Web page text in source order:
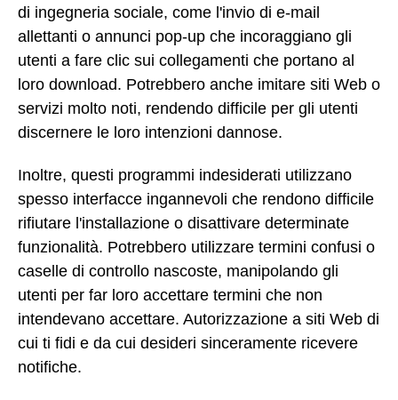
di ingegneria sociale, come l'invio di e-mail
allettanti o annunci pop-up che incoraggiano gli
utenti a fare clic sui collegamenti che portano al
loro download. Potrebbero anche imitare siti Web o
servizi molto noti, rendendo difficile per gli utenti
discernere le loro intenzioni dannose.
Inoltre, questi programmi indesiderati utilizzano
spesso interfacce ingannevoli che rendono difficile
rifiutare l'installazione o disattivare determinate
funzionalità. Potrebbero utilizzare termini confusi o
caselle di controllo nascoste, manipolando gli
utenti per far loro accettare termini che non
intendevano accettare. Autorizzazione a siti Web di
cui ti fidi e da cui desideri sinceramente ricevere
notifiche.